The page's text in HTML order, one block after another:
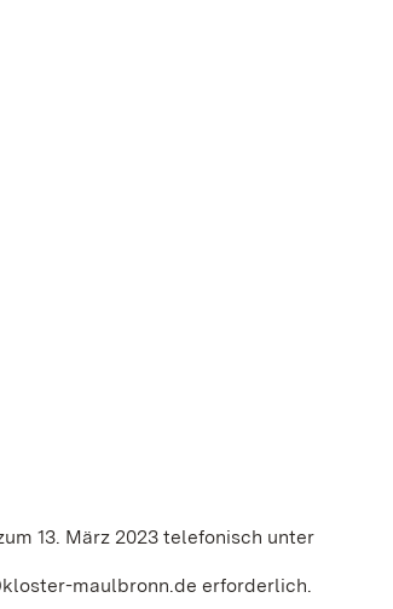
13. März 2023 telefonisch unter
maulbronn.de erforderlich.